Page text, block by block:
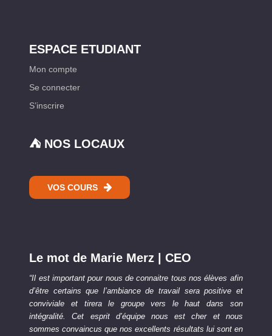
ESPACE ETUDIANT
Mon compte
Se connecter
S’inscrire
⛺️ NOS LOCAUX
VOS COURS
Le mot de Marie Merz | CEO
“Il est important pour nous de connaitre tous nos élèves afin
d’être certains que l’ambiance de travail sera positive et
conviviale et tirera le groupe vers le haut dans son
intégralité. Cet esprit d’équipe nous est cher et nous
sommes convaincus que nos excellents résultats lui sont en